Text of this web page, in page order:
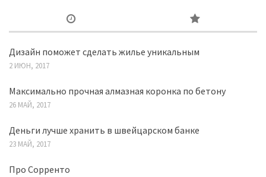
Дизайн поможет сделать жилье уникальным
2 ИЮН, 2017
Максимально прочная алмазная коронка по бетону
26 МАЙ, 2017
Деньги лучше хранить в швейцарском банке
23 МАЙ, 2017
Про Сорренто